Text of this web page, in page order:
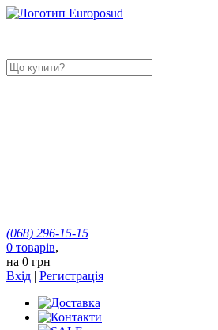
(068) 296-15-15
0 товарів,
на 0 грн
Вхід | Регистрація